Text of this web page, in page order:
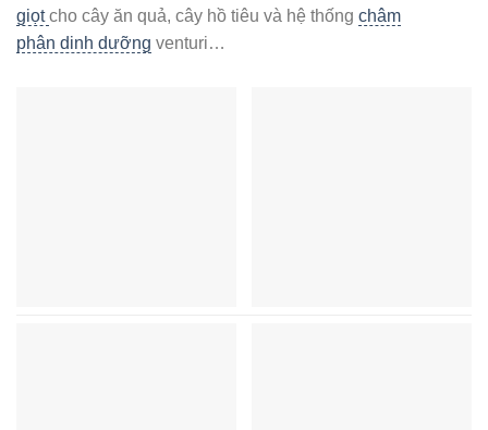
giọtcho cây ăn quả, cây hồ tiêu và hệ thống châm
phân dinh dưỡng venturi…